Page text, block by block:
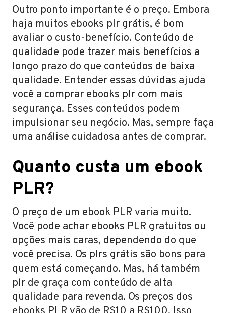
Outro ponto importante é o preço. Embora
haja muitos ebooks plr grátis, é bom
avaliar o custo-benefício. Conteúdo de
qualidade pode trazer mais benefícios a
longo prazo do que conteúdos de baixa
qualidade. Entender essas dúvidas ajuda
você a comprar ebooks plr com mais
segurança. Esses conteúdos podem
impulsionar seu negócio. Mas, sempre faça
uma análise cuidadosa antes de comprar.
Quanto custa um ebook
PLR?
O preço de um ebook PLR varia muito.
Você pode achar ebooks PLR gratuitos ou
opções mais caras, dependendo do que
você precisa. Os plrs grátis são bons para
quem está começando. Mas, há também
plr de graça com conteúdo de alta
qualidade para revenda. Os preços dos